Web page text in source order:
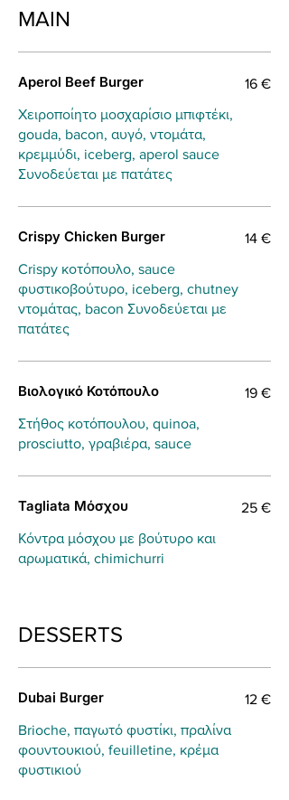
MAIN
Aperol Beef Burger
Χειροποίητο μοσχαρίσιο μπιφτέκι,
gouda, bacon, αυγό, ντομάτα,
κρεμμύδι, iceberg, aperol sauce
Συνοδεύεται με πατάτες
16 €
Crispy Chicken Burger
Crispy κοτόπουλο, sauce
φυστικοβούτυρο, iceberg, chutney
ντομάτας, bacon Συνοδεύεται με
πατάτες
14 €
Βιολογικό Κοτόπουλο
Στήθος κοτόπουλου, quinoa,
prosciutto, γραβιέρα, sauce
19 €
Tagliata Μόσχου
Κόντρα μόσχου με βούτυρο και
αρωματικά, chimichurri
25 €
DESSERTS
Dubai Burger
Brioche, παγωτό φυστίκι, πραλίνα
φουντουκιού, feuilletine, κρέμα
φυστικιού
12 €